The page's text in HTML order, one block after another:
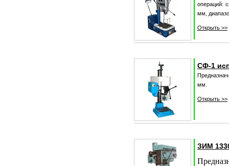
операций:
мм,
Открыть >>
СФ-1
мм.
Открыть >>
ЗИМ